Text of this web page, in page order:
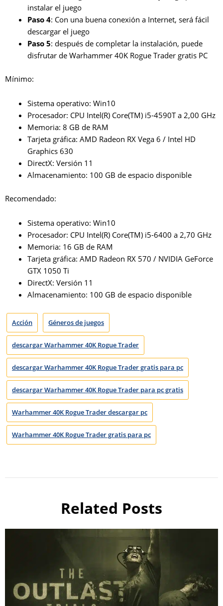
instalar el juego
Paso 4: Con una buena conexión a Internet, será fácil
descargar el juego
Paso 5: después de completar la instalación, puede
disfrutar de Warhammer 40K Rogue Trader gratis PC
Mínimo:
Sistema operativo: Win10
Procesador: CPU Intel(R) Core(TM) i5-4590T a 2,00 GHz
Memoria: 8 GB de RAM
Tarjeta gráfica: AMD Radeon RX Vega 6 / Intel HD
Graphics 630
DirectX: Versión 11
Almacenamiento: 100 GB de espacio disponible
Recomendado:
Sistema operativo: Win10
Procesador: CPU Intel(R) Core(TM) i5-6400 a 2,70 GHz
Memoria: 16 GB de RAM
Tarjeta gráfica: AMD Radeon RX 570 / NVIDIA GeForce
GTX 1050 Ti
DirectX: Versión 11
Almacenamiento: 100 GB de espacio disponible
Acción Géneros de juegos
descargar Warhammer 40K Rogue Trader
descargar Warhammer 40K Rogue Trader gratis para pc
descargar Warhammer 40K Rogue Trader para pc gratis
Warhammer 40K Rogue Trader descargar pc
Warhammer 40K Rogue Trader gratis para pc
Related Posts